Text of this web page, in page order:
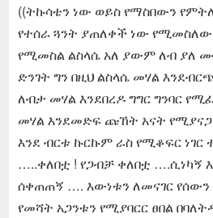
((ትኩሳቴን ነው ወይስ የማስበውን
የተሰራ ጓንት ያጠለቀች ነው
የሚመስል ልስላሴ አለ ያውም ለብ ያለ
ድንገት ግን በዚህ ልስላሴ መሃል
ለብታ መሃል እንደበረዶ ግግር ግንባር
መሃል እንደመድፍ ጩኸት አናት የሚያናጋ
እንደ ብርቱ ኩርኩም ራስ የሚቆፍር ነገር
…..ቀለበቷ ! የጋብቻ ቀለበቷ ….ሲነካኝ
ሰቀጠጠኝ …. እውነቱን ለመናገር
የመሻት አጋንቱን የሚያባርር ፀበል